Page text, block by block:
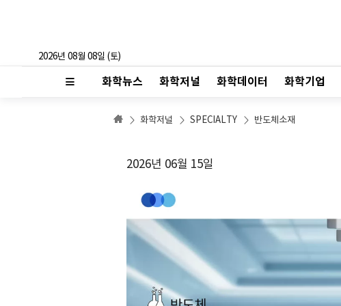
2026년 08월 08일 (토)
화학뉴스 화학저널 화학데이터 화학기업
화학저널 SPECIALTY 반도체소재
2026년 06월 15일